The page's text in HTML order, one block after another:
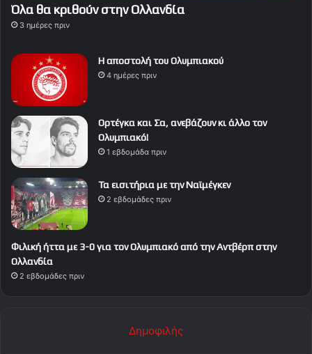
Όλα θα κριθούν στην Ολλανδία
3 ημέρες πριν
Η αποστολή του Ολυμπιακού
4 ημέρες πριν
Ορτέγκα και Σα, ανεβάζουν κι άλλο τον
Ολυμπιακό!
1 εβδομάδα πριν
Τα εισιτήρια με την Ναϊμέγκεν
2 εβδομάδες πριν
Φιλική ήττα με 3-0 για τον Ολυμπιακό από την Αντβέρπ στην
Ολλανδία
2 εβδομάδες πριν
Δημοφιλής